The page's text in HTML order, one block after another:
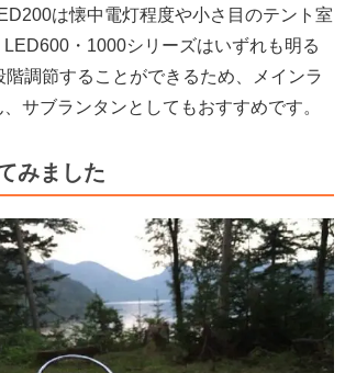
は懐中電灯程度や小さ目のテント室
・1000シリーズはいずれも明る
階調節することができるため、メインラ
サブランタンとしてもおすすめです。
みました